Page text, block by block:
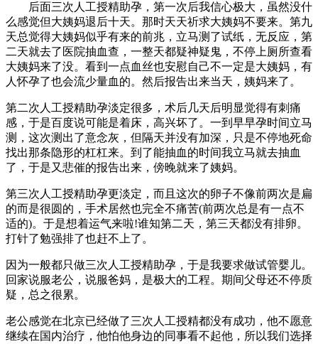
后面三次人工授精助孕，第一次后我信心极大，虽然没什
么感觉但大姨妈退后十天。那时天天祈求大姨妈不要来。第九
天总觉得大姨妈似乎有来的前兆，立马测了试纸，无反应，第
二天就去了医院抽血查，一整天都疑神疑鬼，不停上厕所查看
大姨妈来了没。看到一点血丝也安慰自己不一定是大姨妈，有
人怀孕了也会流少量血的。然后报告出来当天，姨妈来了。
第二次人工授精助孕淡定很多，术后几天后明显觉得有刺痛
感，于是百度说可能是着床，高兴坏了。一到早早孕时间立马
测，这次测出了意念灰，但隔天并没有加深，只是不停地死命
找出那条隐形的杠杠来。到了能抽血的时间我立马就去抽血
了，于是又悲催的报告出来，傍晚就来了姨妈。
第三次人工授精助孕更淡定，而且这次的卵子不像前两次是扁
的而是很圆的，手术居然也完全不痛苦(前两次总是有一点不
适的)。于是想着运气来啦!谁知第二天，第三天都没有排卵。
打针了勉强排了也赶不上了。
因为一般都只做三次人工授精助孕，于是我要求做试管婴儿。
回家说服老公，说服爸妈，是极大的工程。期间父母还不停质
疑，总之很累。
老公感觉在北京已经做了三次人工授精都没有成功，他不愿意
继续在国内治疗，他怕他身边的同事看不起他，所以我们选择